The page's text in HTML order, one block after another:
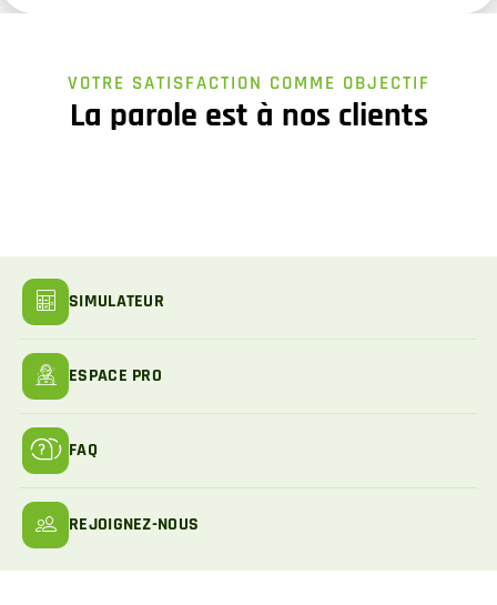
VOTRE SATISFACTION COMME OBJECTIF
La parole est à nos clients
SIMULATEUR
ESPACE PRO
FAQ
REJOIGNEZ-NOUS